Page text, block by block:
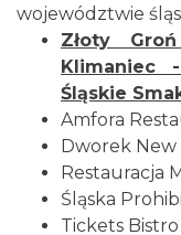
województwie
Złoty
Klimaniec
Śląskie
Amfora
Dworek
Restauracja
Śląska
Tickets